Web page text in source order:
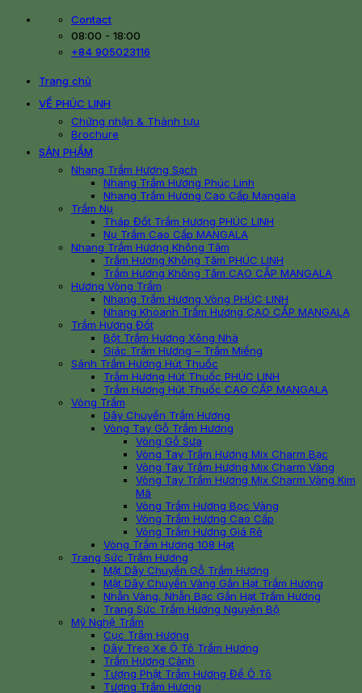
Contact
08:00 - 18:00
+84 905023116
Trang chủ
VỀ PHÚC LINH
Chứng nhận & Thành tựu
Brochure
SẢN PHẨM
Nhang Trầm Hương Sạch
Nhang Trầm Hương Phúc Linh
Nhang Trầm Hương Cao Cấp Mangala
Trầm Nụ
Tháp Đốt Trầm Hương PHÚC LINH
Nụ Trầm Cao Cấp MANGALA
Nhang Trầm Hương Không Tăm
Trầm Hương Không Tăm PHÚC LINH
Trầm Hương Không Tăm CAO CẤP MANGALA
Hương Vòng Trầm
Nhang Trầm Hương Vòng PHÚC LINH
Nhang Khoanh Trầm Hương CAO CẤP MANGALA
Trầm Hương Đốt
Bột Trầm Hương Xông Nhà
Giác Trầm Hương – Trầm Miếng
Sánh Trầm Hương Hút Thuốc
Trầm Hương Hút Thuốc PHÚC LINH
Trầm Hương Hút Thuốc CAO CẤP MANGALA
Vòng Trầm
Dây Chuyền Trầm Hương
Vòng Tay Gỗ Trầm Hương
Vòng Gỗ Sưa
Vòng Tay Trầm Hương Mix Charm Bạc
Vòng Tay Trầm Hương Mix Charm Vàng
Vòng Tay Trầm Hương Mix Charm Vàng Kim
Mã
Vòng Trầm Hương Bọc Vàng
Vòng Trầm Hương Cao Cấp
Vòng Trầm Hương Giá Rẻ
Vòng Trầm Hương 108 Hạt
Trang Sức Trầm Hương
Mặt Dây Chuyền Gỗ Trầm Hương
Mặt Dây Chuyền Vàng Gắn Hạt Trầm Hương
Nhẫn Vàng, Nhẫn Bạc Gắn Hạt Trầm Hương
Trang Sức Trầm Hương Nguyên Bộ
Mỹ Nghệ Trầm
Cục Trầm Hương
Dây Treo Xe Ô Tô Trầm Hương
Trầm Hương Cảnh
Tượng Phật Trầm Hương Để Ô Tô
Tượng Trầm Hương